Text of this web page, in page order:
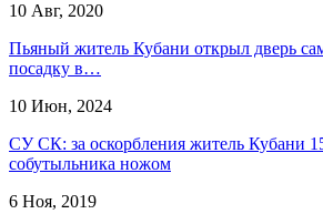
10 Авг, 2020
Пьяный житель Кубани открыл дверь
посадку в…
10 Июн, 2024
СУ СК: за оскорбления житель Кубани
собутыльника ножом
6 Ноя, 2019